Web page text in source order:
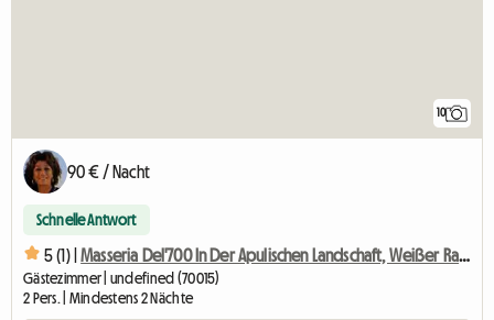
10
90 € / Nacht
Schnelle Antwort
5 (1) | Masseria Del'700 In Der Apulischen Landschaft, Weißer Raum
Gästezimmer | undefined (70015)
2 Pers. | Mindestens 2 Nächte